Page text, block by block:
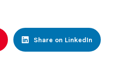
Share on LinkedIn